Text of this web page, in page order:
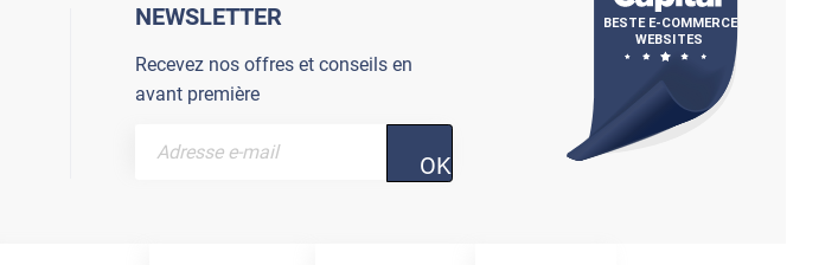
NEWSLETTER
Recevez nos offres et conseils en
avant première
OK